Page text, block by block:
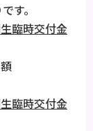
す。
臨時交付金
臨時交付金